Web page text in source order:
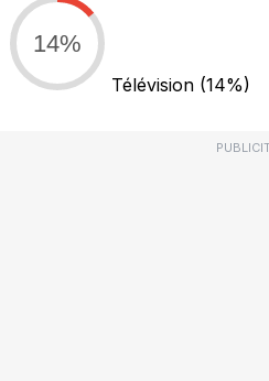
14%
Télévision (14%)